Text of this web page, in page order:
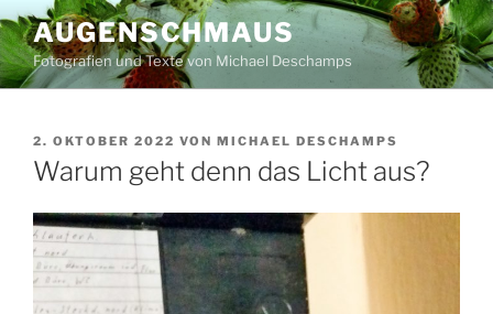
Zum
Inhalt
springen
AUGENSCHMAUS
Fotografien und Texte von Michael Deschamps
VERÖFFENTLICHT
AM
2. OKTOBER 2022 VON MICHAEL DESCHAMPS
Warum geht denn das Licht aus?